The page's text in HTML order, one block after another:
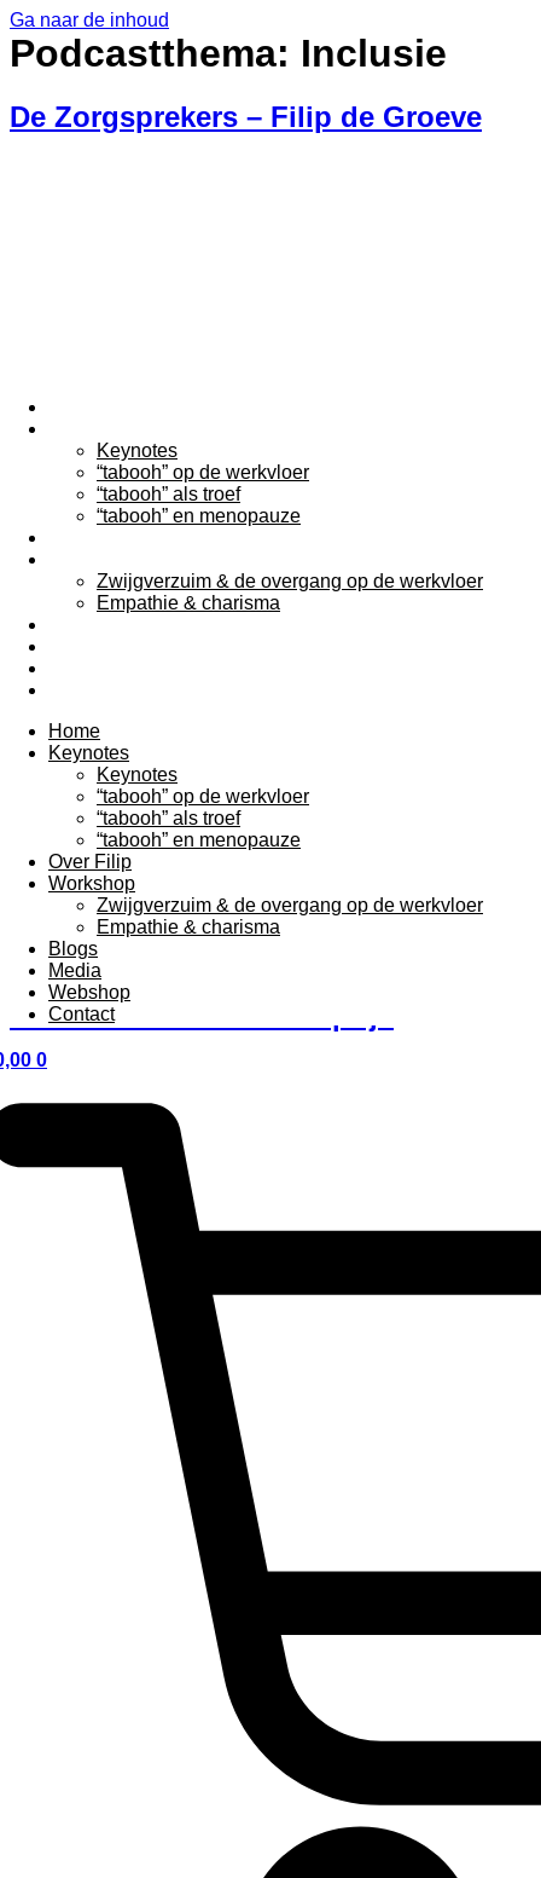
Ga naar de inhoud
Keynotes
“tabooh” op de werkvloer
“tabooh” als troef
“tabooh” en menopauze
Zwijgverzuim & de overgang op de werkvloer
Empathie & charisma
Home
Keynotes
Keynotes
“tabooh” op de werkvloer
“tabooh” als troef
“tabooh” en menopauze
Over Filip
Workshop
Zwijgverzuim & de overgang op de werkvloer
Empathie & charisma
Blogs
Media
Webshop
Contact
0
Podcastthema: Inclusie
De Zorgsprekers – Filip de Groeve
Filip De Groeve praat over schaamte, taboes en waarom
zelfs poep en plas iets zeggen over inclusie en
menselijkheid.
Een mannenwereld leeft vol taboes
en vrouwen betalen de prijs